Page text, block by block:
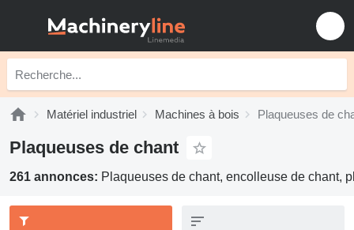
Matériel industriel Machines à bois Plaqueuses de
Plaqueuses de chant
261 annonces: Plaqueuses de chant, encolleuse de chant,